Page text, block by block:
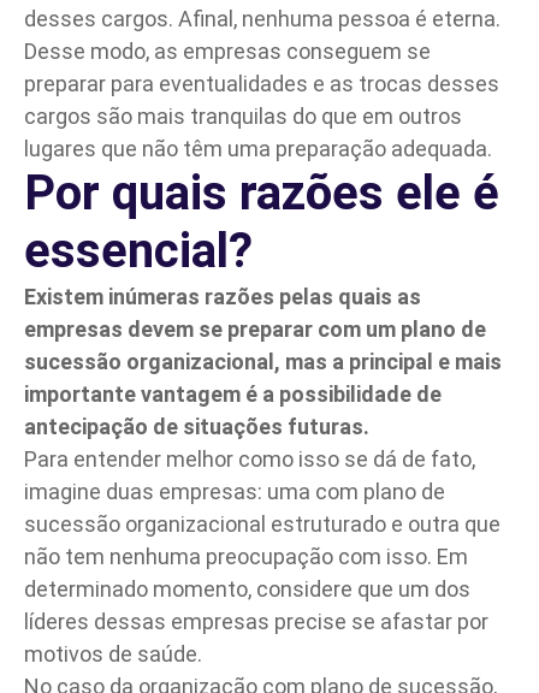
desses cargos. Afinal, nenhuma pessoa é eterna.
Desse modo, as empresas conseguem se
preparar para eventualidades e as trocas desses
cargos são mais tranquilas do que em outros
lugares que não têm uma preparação adequada.
Por quais razões ele é
essencial?
Existem inúmeras razões pelas quais as
empresas devem se preparar com um plano de
sucessão organizacional, mas a principal e mais
importante vantagem é a possibilidade de
antecipação de situações futuras.
Para entender melhor como isso se dá de fato,
imagine duas empresas: uma com plano de
sucessão organizacional estruturado e outra que
não tem nenhuma preocupação com isso. Em
determinado momento, considere que um dos
líderes dessas empresas precise se afastar por
motivos de saúde.
No caso da organização com plano de sucessão,